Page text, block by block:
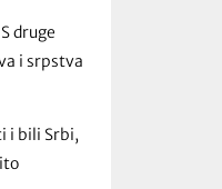
druge
i srpstva
i bili Srbi,